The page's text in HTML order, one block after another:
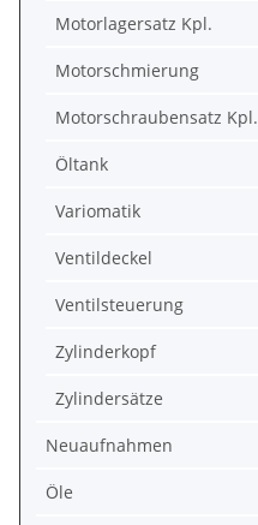
Motorlagersatz Kpl.
Motorschmierung
Motorschraubensatz Kpl.
Öltank
Variomatik
Ventildeckel
Ventilsteuerung
Zylinderkopf
Zylindersätze
Neuaufnahmen
Öle